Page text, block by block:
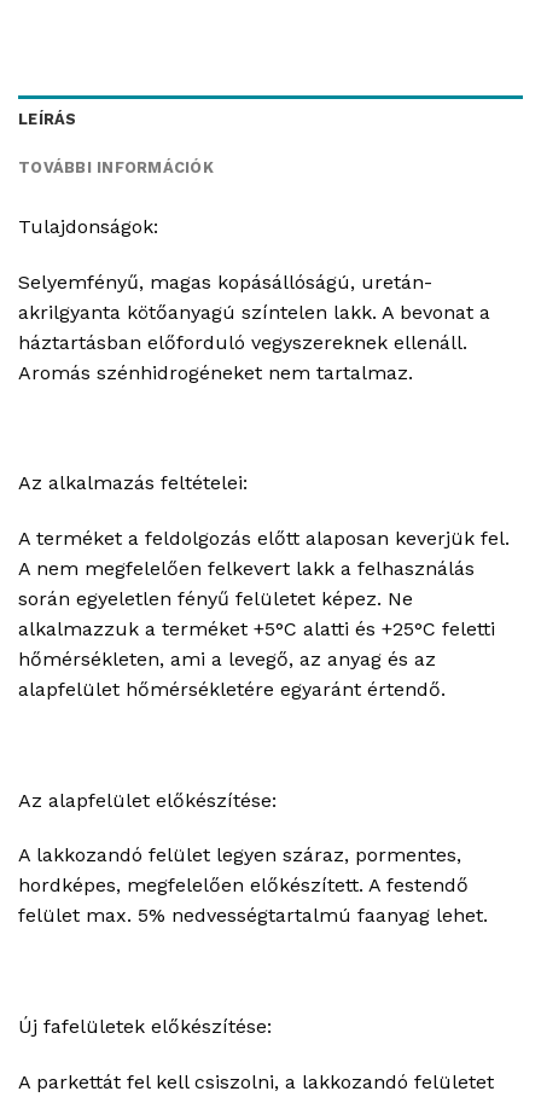
LEÍRÁS
TOVÁBBI INFORMÁCIÓK
Tulajdonságok:
Selyemfényű, magas kopásállóságú, uretán-
akrilgyanta kötőanyagú színtelen lakk. A bevonat a
háztartásban előforduló vegyszereknek ellenáll.
Aromás szénhidrogéneket nem tartalmaz.
Az alkalmazás feltételei:
A terméket a feldolgozás előtt alaposan keverjük fel.
A nem megfelelően felkevert lakk a felhasználás
során egyeletlen fényű felületet képez. Ne
alkalmazzuk a terméket +5°C alatti és +25°C feletti
hőmérsékleten, ami a levegő, az anyag és az
alapfelület hőmérsékletére egyaránt értendő.
Az alapfelület előkészítése:
A lakkozandó felület legyen száraz, pormentes,
hordképes, megfelelően előkészített. A festendő
felület max. 5% nedvességtartalmú faanyag lehet.
Új fafelületek előkészítése:
A parkettát fel kell csiszolni, a lakkozandó felületet